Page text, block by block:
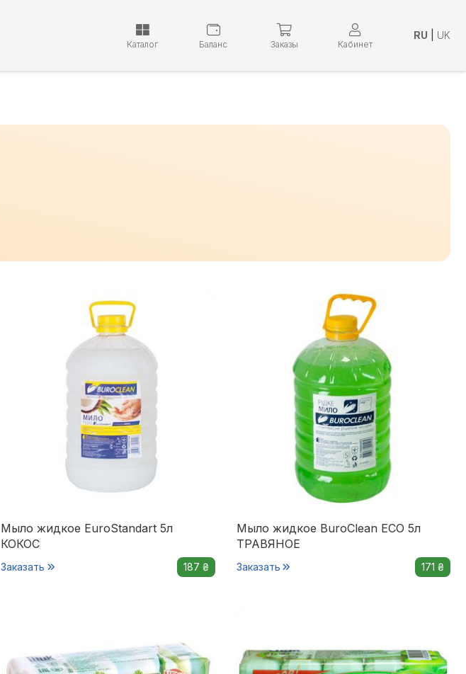
Каталог Баланс Заказы Кабинет
RU UK
Мыло жидкое EuroStandart 5л
КОКОС
Заказать 187 ₴
Мыло жидкое BuroClean ECO 5л
ТРАВЯНОЕ
Заказать 171 ₴